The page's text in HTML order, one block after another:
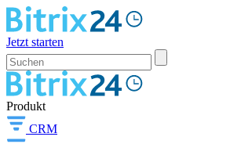
Jetzt starten
Produkt
CRM